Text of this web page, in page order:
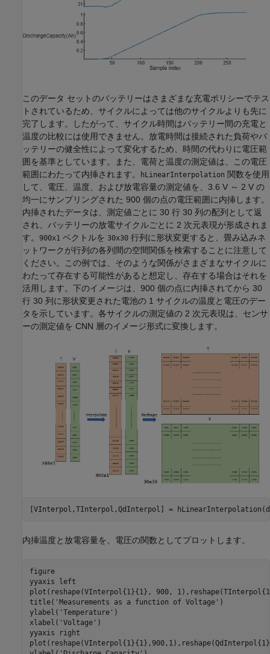
このデータ セットのバッテリーはさまざまな充電ポリシーでテス
トされているため、サイクルによっては他のサイクルよりも先に
完了します。したがって、サイクル時間はバッテリー間の充電と
温度の比較には使用できません。放電時間は接続された負荷やバ
ッテリーの健全性によって変化するため、時間の代わりに電圧範
囲を基準としています。また、電荷と温度の測定値は、この電圧
範囲にわたって内挿されます。
hLinearInterpolation 関数を使用
して、電圧、温度、および放電容量の測定値を、3.6 V ～ 2 V の
均一にサンプリングされた 900 個の点の電圧範囲に内挿します。
内挿されたデータは、測定値ごとに 30 行 30 列の配列として返
され、バッテリーの放電サイクルごとに 2 次元表現が形成されま
す。
900x1 ベクトルを 30x30 行列に形状変更すると、畳み込みネ
ットワークが行列の各列間の空間関係を検索することに注意して
ください。この例では、そのような関係がさまざまなサイクルに
わたって存在する可能性があると想定し、存在する場合はそれを
活用します。下のイメージは、900 個の点に内挿されてから 30
行 30 列に形状変更された電池の 1 サイクルの温度と電圧のデー
タを示しています。各サイクルの測定値の 2 次元表現は、センサ
ーの測定値を CNN 層のイメージ形式に変換します。
[VInterpol,TInterpol,QdInterpol] =
内挿温度と放電容量を、電圧の関数としてプロットします。
figure
yyaxis
left
plot(reshape(VInterpol{1}{1}, 900,
title( 'Measurements as a function of Voltage' )
ylabel( 'Temperature' )
xlabel( 'Voltage' )
yyaxis
right